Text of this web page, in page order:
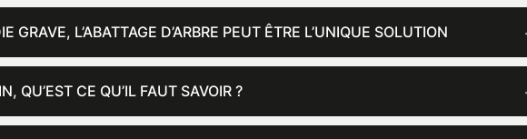
GRAVE, L’ABATTAGE D’ARBRE PEUT ÊTRE L’UNIQUE SOLUTION
QU’EST CE QU’IL FAUT SAVOIR ?